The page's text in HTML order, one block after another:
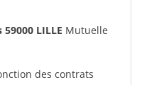
LILLE Mutuelle
des contrats